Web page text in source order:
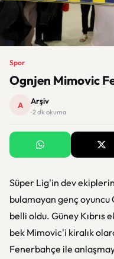
Spor
Ognjen Mimovic
A Arşiv
· 2 dk okuma
Süper Lig'in dev
bulamayan genç oyuncu
belli oldu. Güney Kıbrıs
bek Mimovic'i kiralık
Fenerbahçe ile